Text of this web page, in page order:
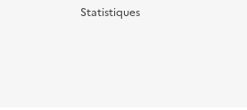
Statistiques